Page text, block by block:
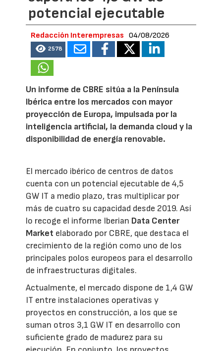
potencial ejecutable
Redacción Interempresas 04/08/2026
2578
Un informe de CBRE sitúa a la Península
Ibérica entre los mercados con mayor
proyección de Europa, impulsada por la
inteligencia artificial, la demanda cloud y la
disponibilidad de energía renovable.
El mercado ibérico de centros de datos
cuenta con un potencial ejecutable de 4,5
GW IT a medio plazo, tras multiplicar por
más de cuatro su capacidad desde 2019. Así
lo recoge el informe Iberian Data Center
Market elaborado por CBRE, que destaca el
crecimiento de la región como uno de los
principales polos europeos para el desarrollo
de infraestructuras digitales.
Actualmente, el mercado dispone de 1,4 GW
IT entre instalaciones operativas y
proyectos en construcción, a los que se
suman otros 3,1 GW IT en desarrollo con
suficiente grado de madurez para su